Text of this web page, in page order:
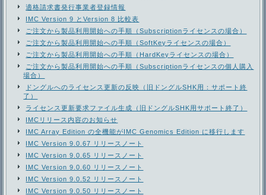
適格請求書発行事業者登録情報
IMC Version 9 とVersion 8 比較表
ご注文から製品利用開始への手順（Subscriptionライセンスの場合）
ご注文から製品利用開始への手順（SoftKeyライセンスの場合）
ご注文から製品利用開始への手順（HardKeyライセンスの場合）
ご注文から製品利用開始への手順（Subscriptionライセンスの個人購入
場合）
ドングルへのライセンス更新の反映（旧ドングルSHK用：サポート終
了）
ライセンス更新要求ファイル生成（旧ドングルSHK用サポート終了）
IMCリリース内容のお知らせ
IMC Array Edition の全機能がIMC Genomics Edition に移行します
IMC Version 9.0.67 リリースノート
IMC Version 9.0.65 リリースノート
IMC Version 9.0.60 リリースノート
IMC Version 9.0.52 リリースノート
IMC Version 9.0.50 リリースノート